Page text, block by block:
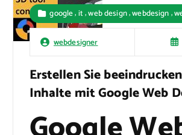
webdesigner
google,it,web design,webdesign,
Erstellen Sie
Inhalte mit Google Web